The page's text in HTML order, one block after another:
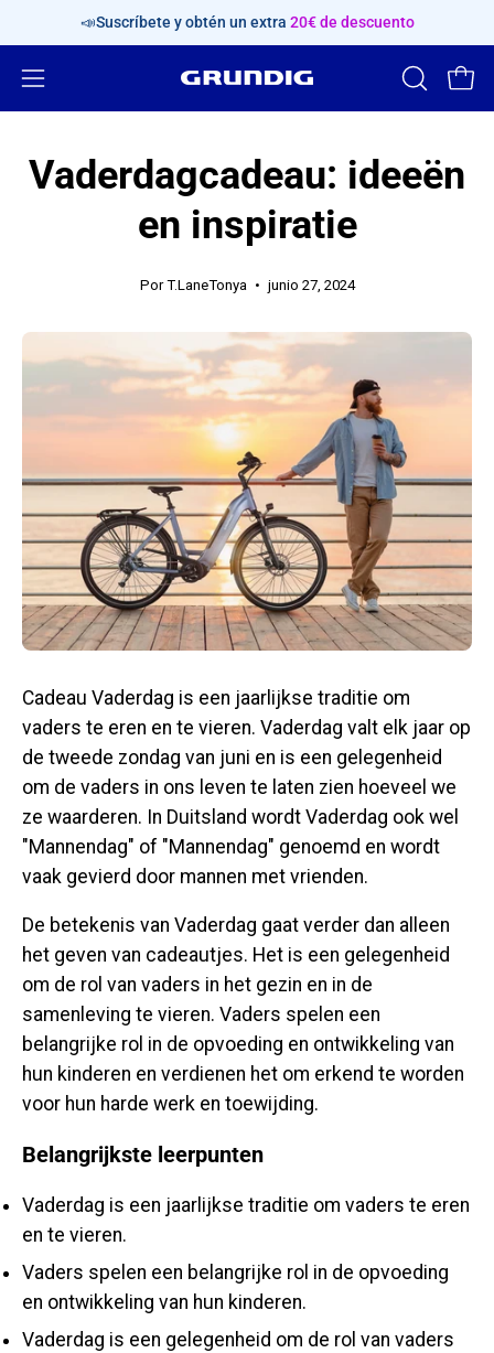
al
contenido
📣Suscríbete y obtén un extra 20€ de descuento
Abrir
navegación
ABRIR
BARRA
Vaderdagcadeau: ideeën
en inspiratie
Por T.LaneTonya junio 27, 2024
Cadeau Vaderdag is een jaarlijkse traditie om
vaders te eren en te vieren. Vaderdag valt elk jaar op
de tweede zondag van juni en is een gelegenheid
om de vaders in ons leven te laten zien hoeveel we
ze waarderen. In Duitsland wordt Vaderdag ook wel
"Mannendag" of "Mannendag" genoemd en wordt
vaak gevierd door mannen met vrienden.
De betekenis van Vaderdag gaat verder dan alleen
het geven van cadeautjes. Het is een gelegenheid
om de rol van vaders in het gezin en in de
samenleving te vieren. Vaders spelen een
belangrijke rol in de opvoeding en ontwikkeling van
hun kinderen en verdienen het om erkend te worden
voor hun harde werk en toewijding.
Belangrijkste leerpunten
Vaderdag is een jaarlijkse traditie om vaders te eren
en te vieren.
Vaders spelen een belangrijke rol in de opvoeding
en ontwikkeling van hun kinderen.
Vaderdag is een gelegenheid om de rol van vaders